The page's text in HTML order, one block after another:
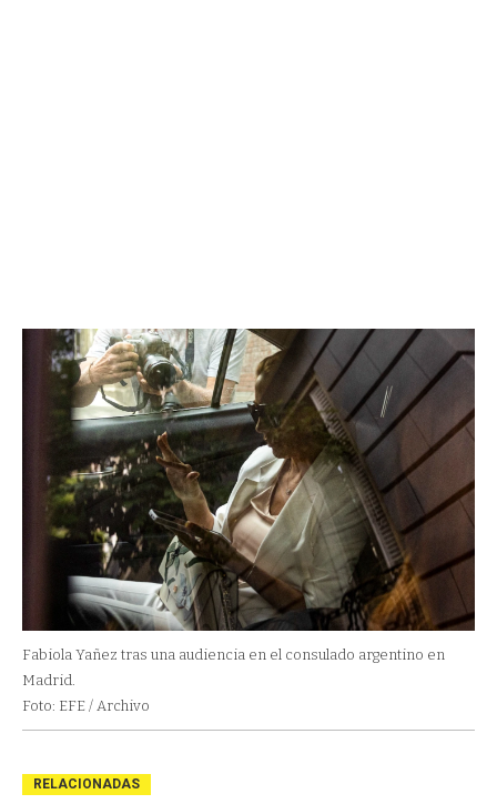
Fabiola Yañez tras una audiencia en el consulado argentino en
Madrid.
Foto: EFE / Archivo
RELACIONADAS